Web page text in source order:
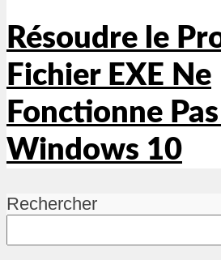
Résoudre le
Fichier EXE Ne
Fonctionne
Windows 10
Rechercher